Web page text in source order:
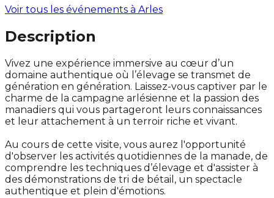
Voir tous les événements à Arles
Description
Vivez une expérience immersive au cœur d’un
domaine authentique où l’élevage se transmet de
génération en génération. Laissez-vous captiver par le
charme de la campagne arlésienne et la passion des
manadiers qui vous partageront leurs connaissances
et leur attachement à un terroir riche et vivant.
Au cours de cette visite, vous aurez l'opportunité
d'observer les activités quotidiennes de la manade, de
comprendre les techniques d’élevage et d'assister à
des démonstrations de tri de bétail, un spectacle
authentique et plein d'émotions.